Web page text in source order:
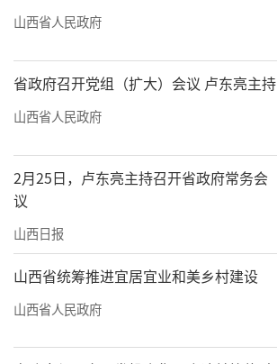
山西省人民政府
省政府召开党组（扩大）会议 卢东亮主持
山西省人民政府
2月25日，卢东亮主持召开省政府常务会
议
山西日报
山西省统筹推进宜居宜业和美乡村建设
山西省人民政府